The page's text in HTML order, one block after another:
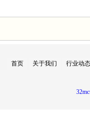
首页 关于我们 行业动态